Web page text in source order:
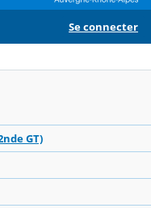
Se connecter
GT)